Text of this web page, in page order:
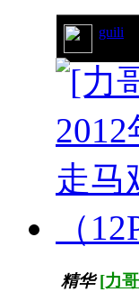
guili
精华 [力